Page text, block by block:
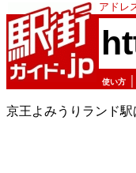
アドレ
使い方
京王よみうりランド